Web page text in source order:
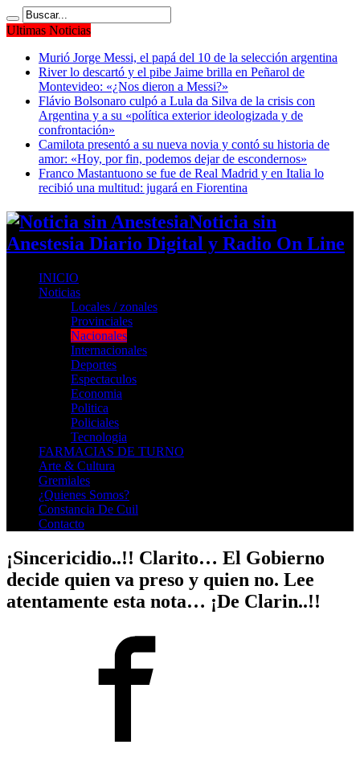
Ultimas Noticias
Murió Jorge Messi, el papá del 10 de la selección argentina
River lo descartó y el pibe Jaime brilla en Peñarol de
Montevideo: «¿Nos dieron a Messi?»
Flávio Bolsonaro culpó a Lula da Silva de la crisis con
Argentina y a su «política exterior ideologizada y de
confrontación»
Camilota presentó a su nueva novia y contó su historia de
amor: «Hoy, por fin, podemos dejar de escondernos»
Franco Mastantuono se fue de Real Madrid y en Italia lo
recibió una multitud: jugará en Fiorentina
Noticia sin
Anestesia Diario Digital y Radio On Line
INICIO
Noticias
Locales / zonales
Provinciales
Nacionales
Internacionales
Deportes
Espectaculos
Economia
Politica
Policiales
Tecnologia
FARMACIAS DE TURNO
Arte & Cultura
Gremiales
¿Quienes Somos?
Constancia De Cuil
Contacto
¡Sincericidio..!! Clarito… El Gobierno
decide quien va preso y quien no. Lee
atentamente esta nota… ¡De Clarin..!!